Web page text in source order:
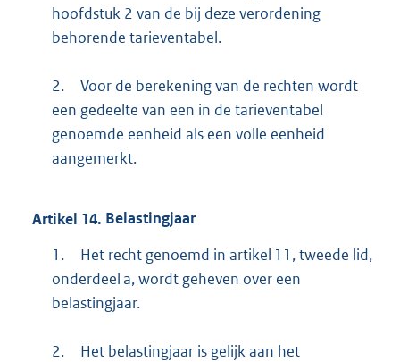
hoofdstuk 2 van de bij deze verordening
behorende tarieventabel.
2.
Voor de berekening van de rechten wordt
een gedeelte van een in de tarieventabel
genoemde eenheid als een volle eenheid
aangemerkt.
Artikel 14. Belastingjaar
1.
Het recht genoemd in artikel 11, tweede lid,
onderdeel a, wordt geheven over een
belastingjaar.
2.
Het belastingjaar is gelijk aan het